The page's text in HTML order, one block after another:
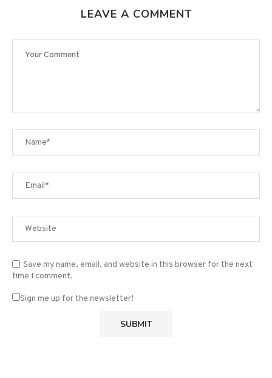
LEAVE A COMMENT
Save my name, email, and website in this browser for the next
time I comment.
Sign me up for the newsletter!